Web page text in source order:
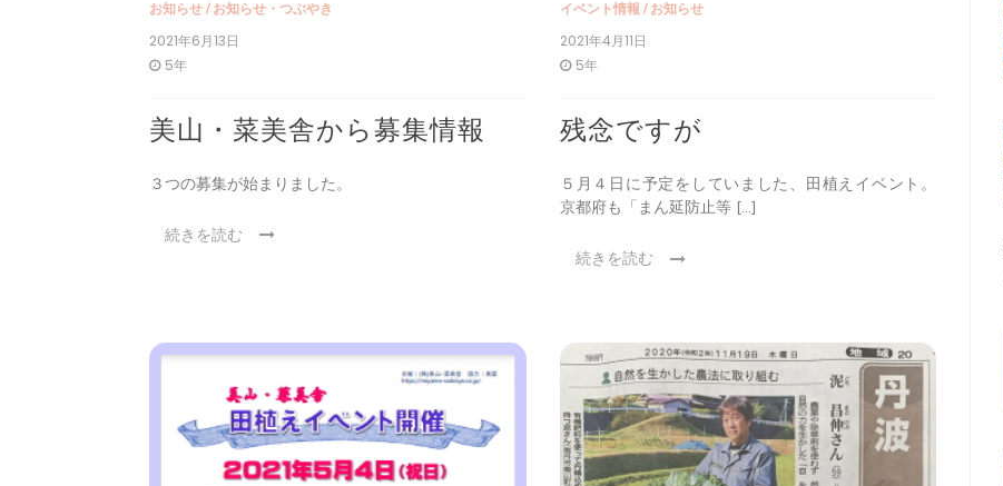
お知らせ / お知らせ・つぶやき
2021年6月13日
5年
美山・菜美舎から募集情報
３つの募集が始まりました。
続きを読む
イベント情報 / お知らせ
2021年4月11日
5年
残念ですが
５月４日に予定をしていました、田植えイベント。
京都府も「まん延防止等 […]
続きを読む